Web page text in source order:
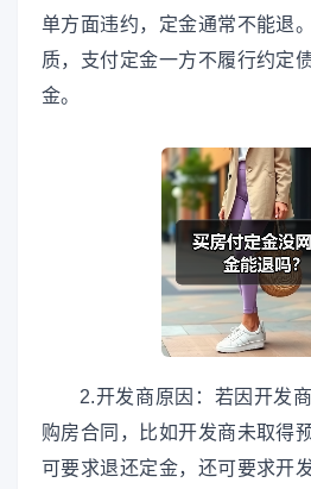
单方面违约，定金通常不能退
质，支付定金一方不履行约定
金。
2.开发商原因：若因开发
购房合同，比如开发商未取得
可要求退还定金，还可要求开